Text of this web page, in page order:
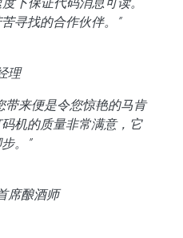
寻找的合作伙伴。”
理
带来便是令您惊艳的马肯
机的质量非常满意，它
。”
席酿酒师